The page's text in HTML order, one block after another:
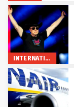
INTERNATIONAL